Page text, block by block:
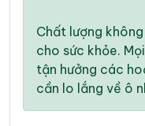
Chất lượng
cho sức khỏe.
tận hưởng các
cần lo lắng về ô